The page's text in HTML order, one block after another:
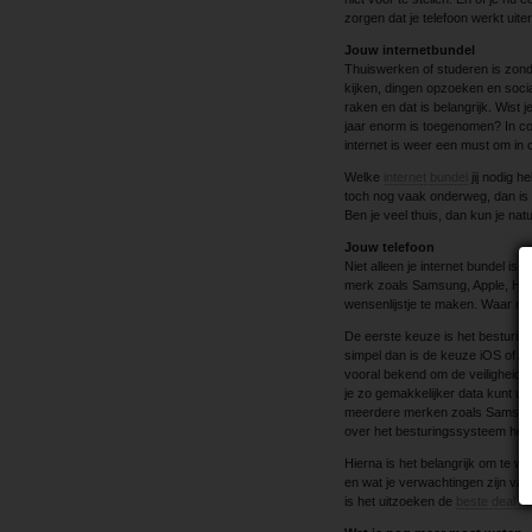
zorgen dat je telefoon werkt
Jouw internetbundel
Thuiswerken of studeren is
kijken, dingen opzoeken en
raken en dat is belangrijk. Wist
jaar enorm is toegenomen? In
internet is weer een must om in
Welke
jij nodig
toch nog vaak onderweg, dan
Ben je veel thuis, dan kun je
Jouw telefoon
Niet alleen je internet bundel is
merk zoals Samsung, Apple,
wensenlijstje te maken. Waar
De eerste keuze is het
simpel dan is de keuze iOS of
vooral bekend om de veiligheid.
je zo gemakkelijker data kunt
meerdere merken zoals
over het besturingssysteem
Hierna is het belangrijk om te
en wat je verwachtingen zijn
is het uitzoeken de
beste deal